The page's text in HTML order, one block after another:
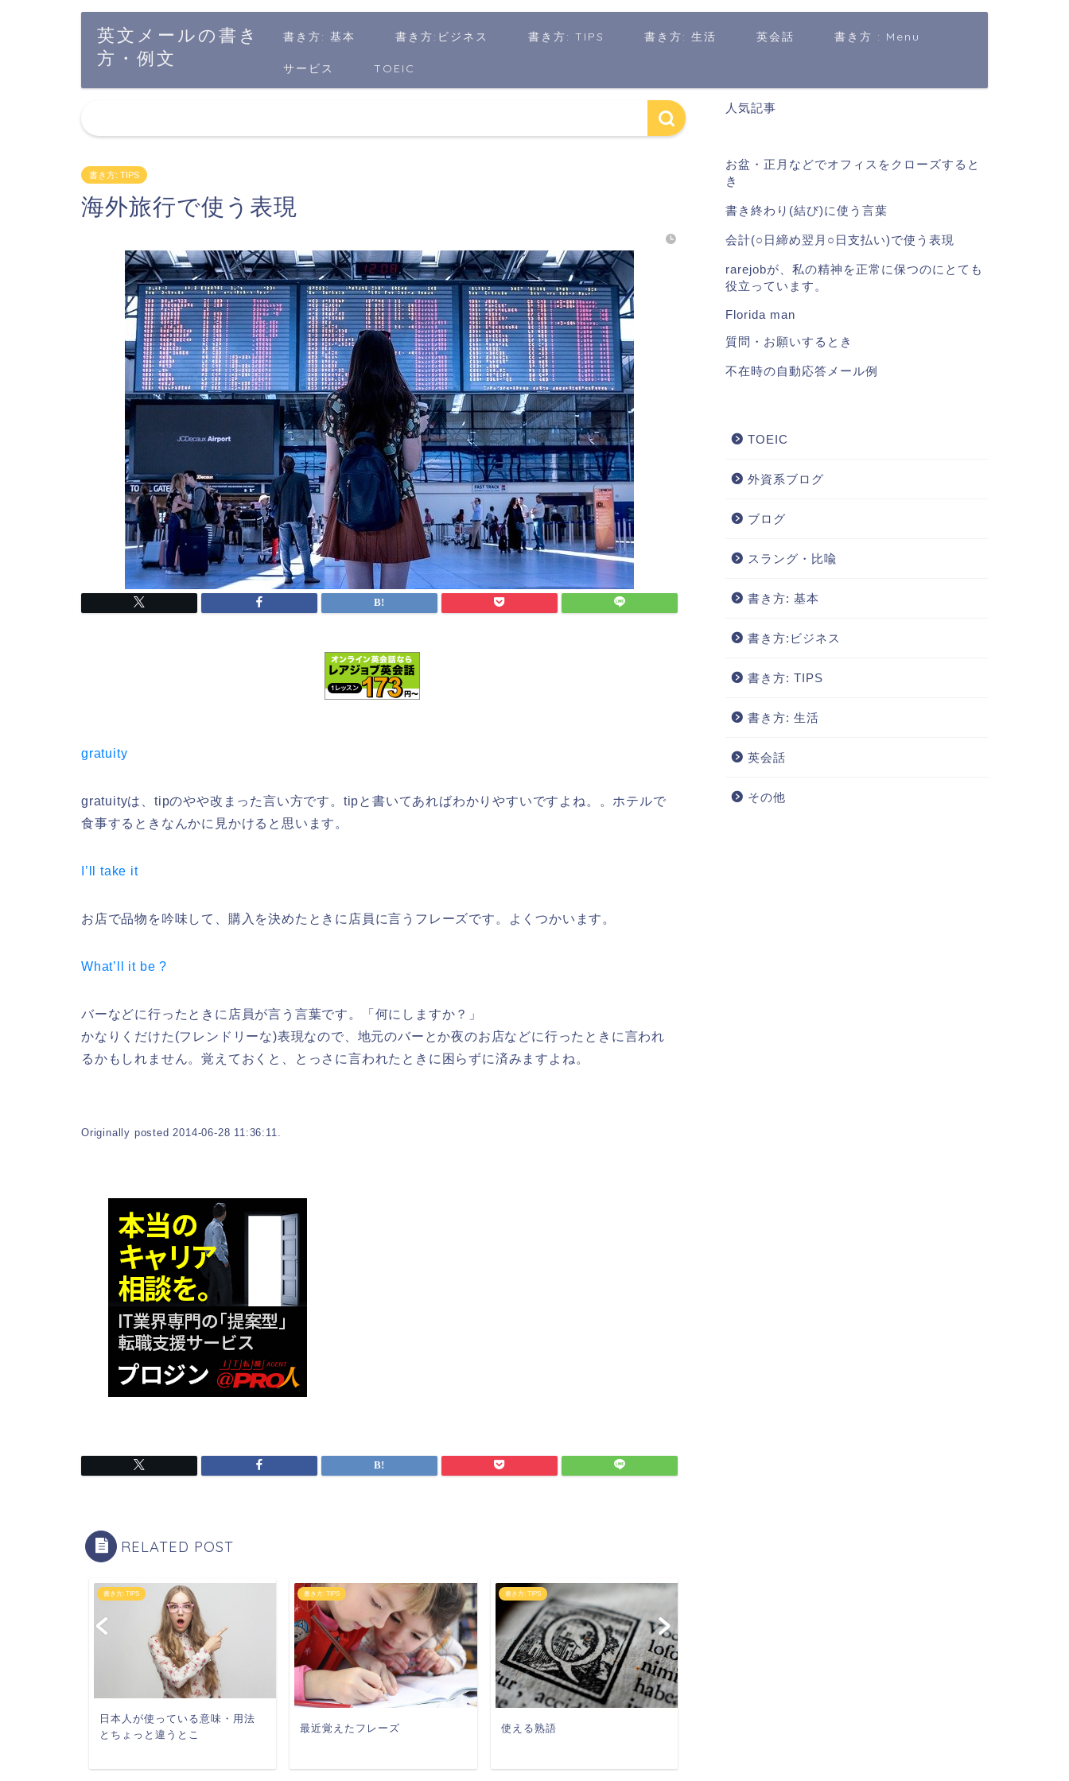
英文メールの書き
方・例文
書き方: 基本 書き方:ビジネス 書き方: TIPS 書き方: 生活 英会話 書き方 : Menu
サービス TOEIC
書き方: TIPS
海外旅行で使う表現
gratuity
gratuityは、tipのやや改まった言い方です。tipと書いてあればわかりやすいですよね。。ホテルで
食事するときなんかに見かけると思います。
I’ll take it
お店で品物を吟味して、購入を決めたときに店員に言うフレーズです。よくつかいます。
What’ll it be ?
バーなどに行ったときに店員が言う言葉です。「何にしますか？」
かなりくだけた(フレンドリーな)表現なので、地元のバーとか夜のお店などに行ったときに言われ
るかもしれません。覚えておくと、とっさに言われたときに困らずに済みますよね。
Originally posted 2014-06-28 11:36:11.
RELATED POST
書き方: TIPS
日本人が使っている意味・用法
とちょっと違うとこ
書き方: TIPS
最近覚えたフレーズ
書き方: TIPS
使える熟語
人気記事
お盆・正月などでオフィスをクローズすると
き
書き終わり(結び)に使う言葉
会計(○日締め翌月○日支払い)で使う表現
rarejobが、私の精神を正常に保つのにとても
役立っています。
Florida man
質問・お願いするとき
不在時の自動応答メール例
TOEIC
外資系ブログ
ブログ
スラング・比喩
書き方: 基本
書き方:ビジネス
書き方: TIPS
書き方: 生活
英会話
その他